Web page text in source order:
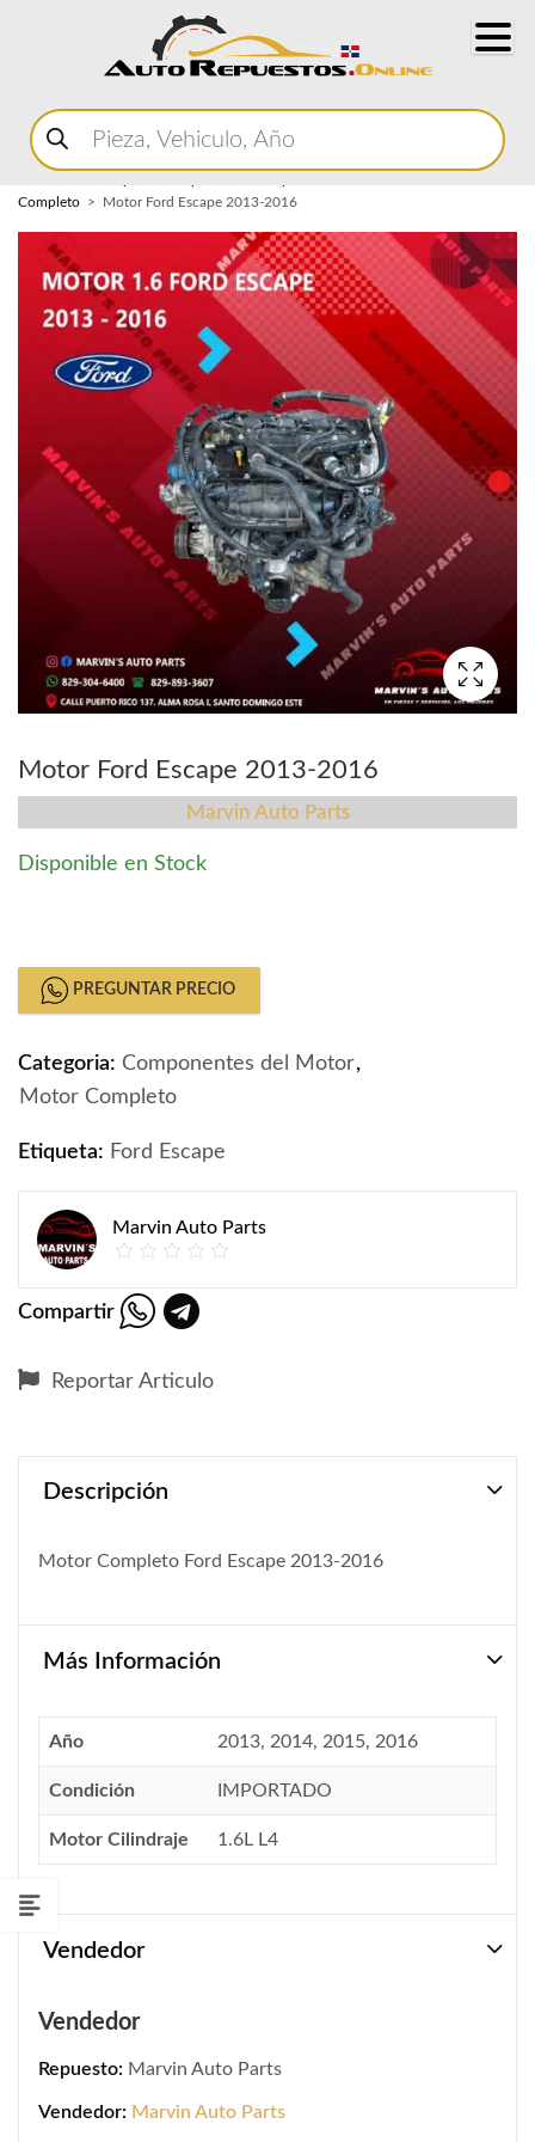
Buscar
productos
Completo
Motor Ford Escape 2013-2016
Motor Ford Escape 2013-2016
Marvin Auto Parts
Disponible en Stock
PREGUNTAR PRECIO
Categoria: Componentes del Motor,
Motor Completo
Etiqueta: Ford Escape
Marvin Auto Parts
Compartir
Reportar Articulo
Descripción
Motor Completo Ford Escape 2013-2016
Más Información
Año 2013, 2014, 2015, 2016
Condición IMPORTADO
Motor Cilindraje 1.6L L4
Vendedor
Vendedor
Repuesto: Marvin Auto Parts
Vendedor: Marvin Auto Parts